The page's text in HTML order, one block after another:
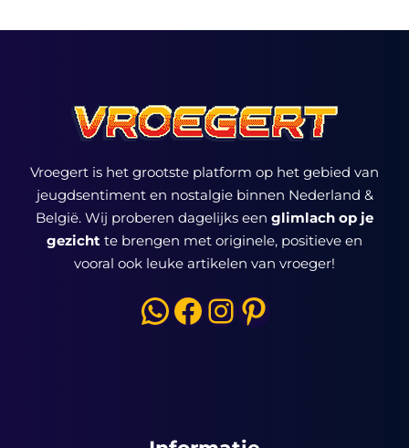
Vroegert is het grootste platform op het gebied van
jeugdsentiment en nostalgie binnen Nederland &
België. Wij proberen dagelijks een glimlach op je
gezicht te brengen met originele, positieve en
vooral ook leuke artikelen van vroeger!
WhatsApp
Facebook
Instagram
Pinterest